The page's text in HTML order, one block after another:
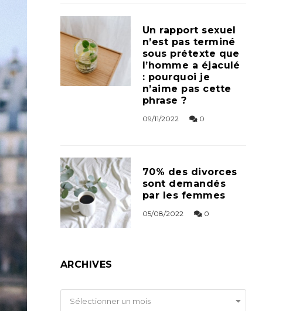
Un rapport sexuel
n’est pas terminé
sous prétexte que
l’homme a éjaculé
: pourquoi je
n’aime pas cette
phrase ?
09/11/2022 0
70% des divorces
sont demandés
par les femmes
05/08/2022 0
ARCHIVES
Archives
Sélectionner un mois